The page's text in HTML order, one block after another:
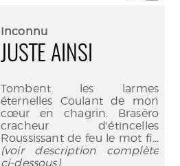
Inconnu
JUSTE AINSI
Tombent les larmes
éternelles Coulant de mon
cœur en chagrin. Braséro
cracheur d'étincelles
Roussissant de feu le mot fi...
(voir description complète
ci-dessous)